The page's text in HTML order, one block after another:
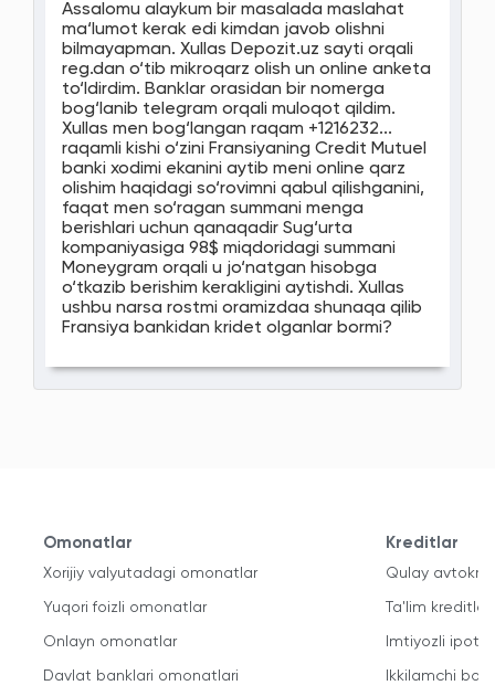
Assalomu alaykum bir masalada maslahat
ma‘lumot kerak edi kimdan javob olishni
bilmayapman. Xullas Depozit.uz sayti orqali
reg.dan o‘tib mikroqarz olish un online anketa
to‘ldirdim. Banklar orasidan bir nomerga
bog‘lanib telegram orqali muloqot qildim.
Xullas men bog‘langan raqam +1216232...
raqamli kishi o‘zini Fransiyaning Credit Mutuel
banki xodimi ekanini aytib meni online qarz
olishim haqidagi so‘rovimni qabul qilishganini,
faqat men so‘ragan summani menga
berishlari uchun qanaqadir Sug‘urta
kompaniyasiga 98$ miqdoridagi summani
Moneygram orqali u jo‘natgan hisobga
o‘tkazib berishim kerakligini aytishdi. Xullas
ushbu narsa rostmi oramizdaa shunaqa qilib
Fransiya bankidan kridet olganlar bormi?
Omonatlar
Xorijiy valyutadagi omonatlar
Yuqori foizli omonatlar
Onlayn omonatlar
Davlat banklari omonatlari
Kreditlar
Qulay
Ta'lim kreditlari
Imtiyozli
Ikkilamchi